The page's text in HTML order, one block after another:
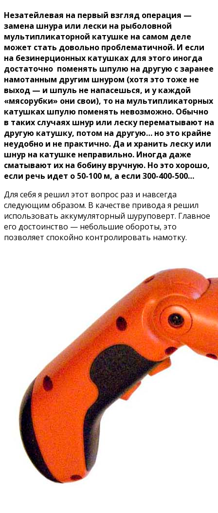
Незатейлевая на первый взгляд операция —
замена шнура или лески на рыболовной
мультипликаторной катушке на самом деле
может стать довольно проблематичной. И если
на безинерционных катушках для этого иногда
достаточно поменять шпулю на другую с заранее
намотанным другим шнуром (хотя это тоже не
выход — и шпуль не напасешься, и у каждой
«мясорубки» они свои), то на мультипликаторных
катушках шпулю поменять невозможно. Обычно
в таких случаях шнур или леску перематывают на
другую катушку, потом на другую… но это крайне
неудобно и не практично. Да и хранить леску или
шнур на катушке неправильно. Иногда даже
сматывают их на бобину вручную. Но это хорошо,
если речь идет о 50-100 м, а если 300-400-500…
Для себя я решил этот вопрос раз и навсегда
следующим образом. В качестве привода я решил
использовать аккумуляторный шуруповерт. Главное
его достоинство — небольшие обороты, это
позволяет спокойно контролировать намотку.